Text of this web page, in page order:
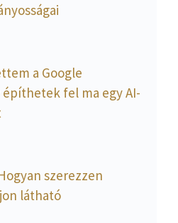
a Google
fel ma egy AI-
szerezzen
látható